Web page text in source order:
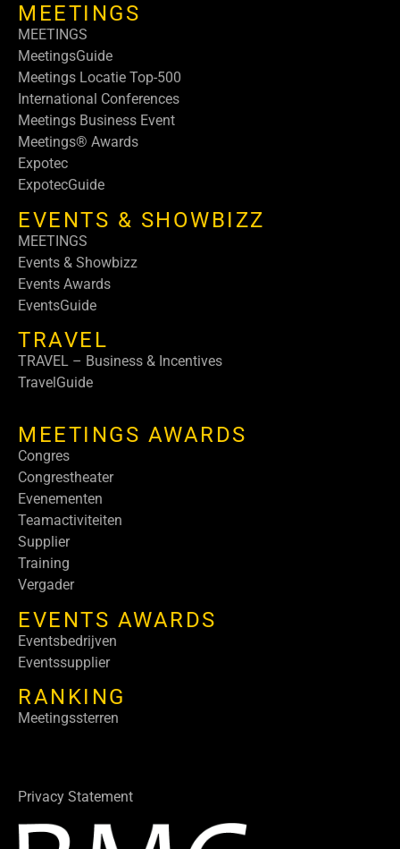
MEETINGS
MEETINGS
MeetingsGuide
Meetings Locatie Top-500
International Conferences
Meetings Business Event
Meetings® Awards
Expotec
ExpotecGuide
EVENTS & SHOWBIZZ
MEETINGS
Events & Showbizz
Events Awards
EventsGuide
TRAVEL
TRAVEL – Business & Incentives
TravelGuide
MEETINGS AWARDS
Congres
Congrestheater
Evenementen
Teamactiviteiten
Supplier
Training
Vergader
EVENTS AWARDS
Eventsbedrijven
Eventssupplier
RANKING
Meetingssterren
Privacy Statement